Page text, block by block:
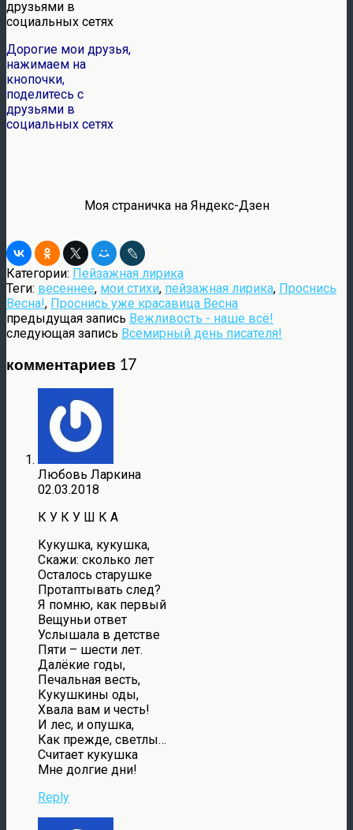
Дорогие мои друзья,
нажимаем на
кнопочки,
поделитесь с
друзьями в
социальных сетях
Моя страничка на Яндекс-Дзен
Категории: Пейзажная лирика
Теги: весеннее, мои стихи, пейзажная лирика, Проснись
Весна!, Проснись уже красавица Весна
предыдущая запись Вежливость - наше всё!
следующая запись Всемирный день писателя!
комментариев 17
Любовь Ларкина
02.03.2018
К У К У Ш К А
Кукушка, кукушка,
Скажи: сколько лет
Осталось старушке
Протаптывать след?
Я помню, как первый
Вещуньи ответ
Услышала в детстве
Пяти – шести лет.
Далёкие годы,
Печальная весть,
Кукушкины оды,
Хвала вам и честь!
И лес, и опушка,
Как прежде, светлы…
Считает кукушка
Мне долгие дни!
Reply